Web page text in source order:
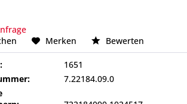
Merken Bewerten
1651
7.22184.09.0